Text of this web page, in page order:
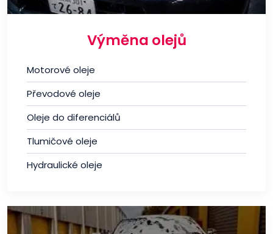
Výměna olejů
Motorové oleje
Převodové oleje
Oleje do diferenciálů
Tlumičové oleje
Hydraulické oleje